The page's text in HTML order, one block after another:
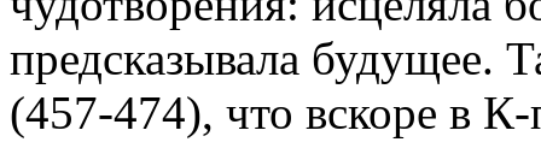
предсказывала будущее.
(457-474), что вскоре в